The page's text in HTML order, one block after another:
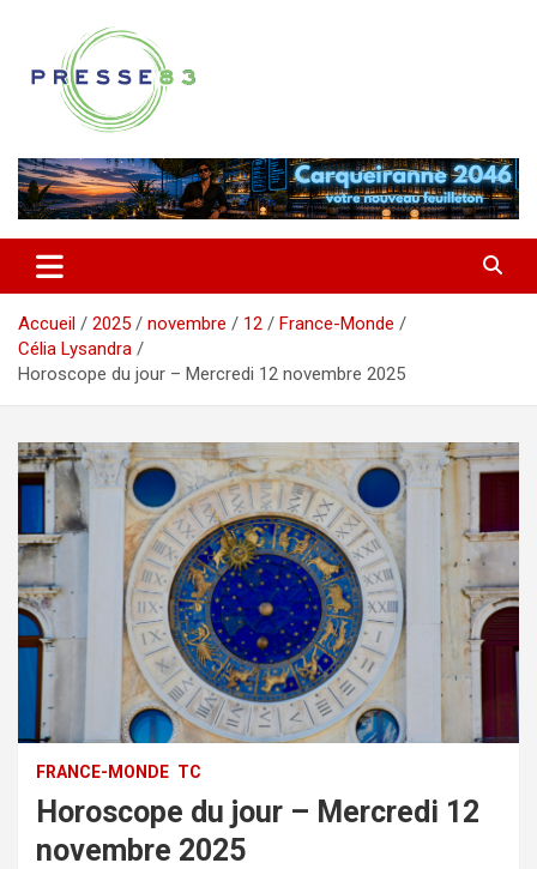
contenu
Presse 83
Accueil 2025 novembre 12
France-Monde
Célia Lysandra
Horoscope du jour – Mercredi 12 novembre 2025
FRANCE-MONDE TC
Horoscope du jour – Mercredi 12
novembre 2025